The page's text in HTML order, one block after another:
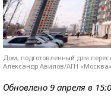
Дом, подготовленный для
Александр Авилов/АГН «Москва»
Обновлено 9 апреля в